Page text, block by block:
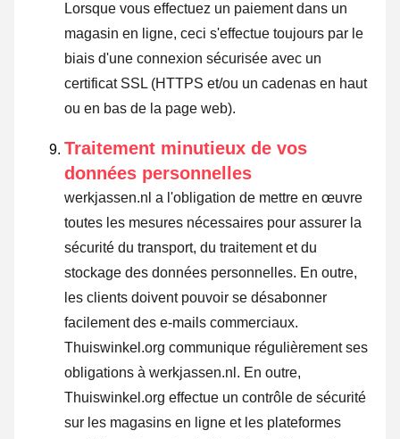
Lorsque vous effectuez un paiement dans un
magasin en ligne, ceci s'effectue toujours par le
biais d'une connexion sécurisée avec un
certificat SSL (HTTPS et/ou un cadenas en haut
ou en bas de la page web).
Traitement minutieux de vos
données personnelles
werkjassen.nl a l'obligation de mettre en œuvre
toutes les mesures nécessaires pour assurer la
sécurité du transport, du traitement et du
stockage des données personnelles. En outre,
les clients doivent pouvoir se désabonner
facilement des e-mails commerciaux.
Thuiswinkel.org communique régulièrement ses
obligations à werkjassen.nl. En outre,
Thuiswinkel.org effectue un contrôle de sécurité
sur les magasins en ligne et les plateformes